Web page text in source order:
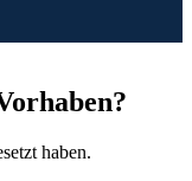
haben.